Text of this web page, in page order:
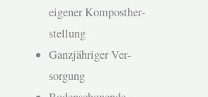
eigen­er Kom­pos­ther­
stel­lung
Ganzjähriger Ver­
sorgung